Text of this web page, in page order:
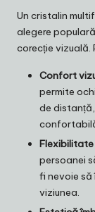
Un cristalin
alegere
corecție vizuală.
Confort
permite
de
persoanei
fi nevoie să
viziunea.